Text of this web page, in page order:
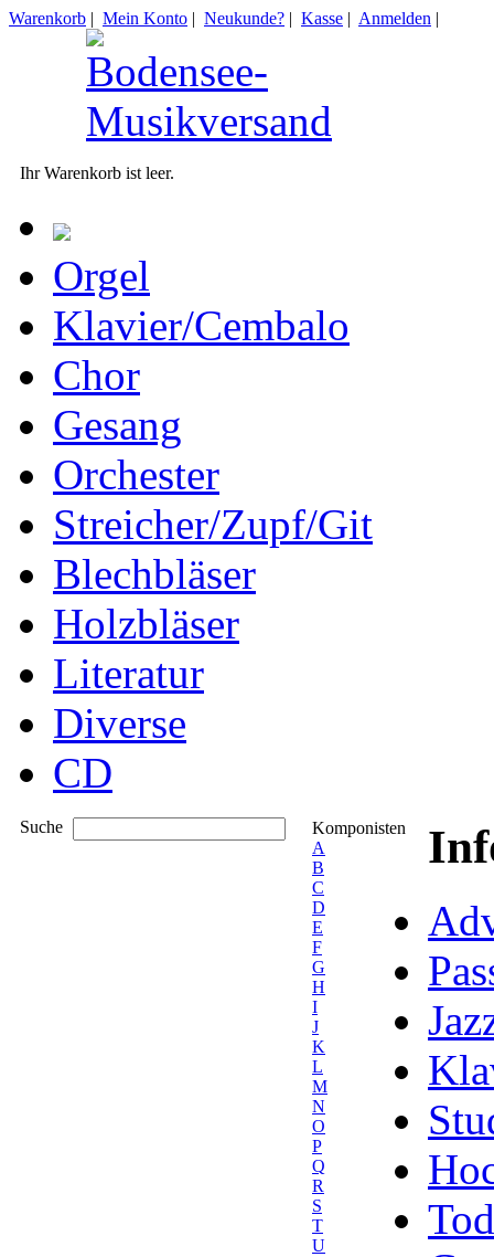
Warenkorb | Mein Konto | Neukunde? | Kasse | Anmelden |
Ihr Warenkorb ist leer.
Orgel
Klavier/Cembalo
Chor
Gesang
Orchester
Streicher/Zupf/Git
Blechbläser
Holzbläser
Literatur
Diverse
CD
Suche
Komponisten
A
B
C
D
E
F
G
H
I
J
K
L
M
N
O
P
Q
R
S
T
U